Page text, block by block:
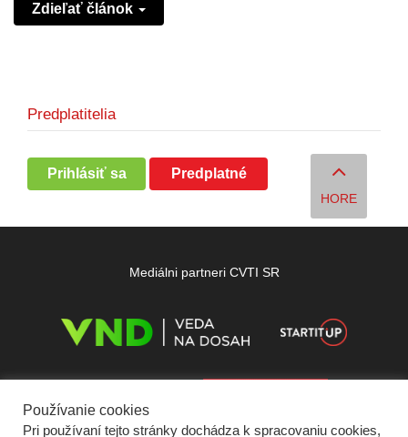
Zdieľať článok
Predplatitelia
Prihlásiť sa Predplatné
HORE
Mediálni partneri CVTI SR
Používanie cookies
Pri používaní tejto stránky dochádza k spracovaniu cookies,